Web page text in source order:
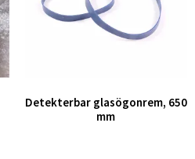
Detekterbar glasögonrem, 650
mm